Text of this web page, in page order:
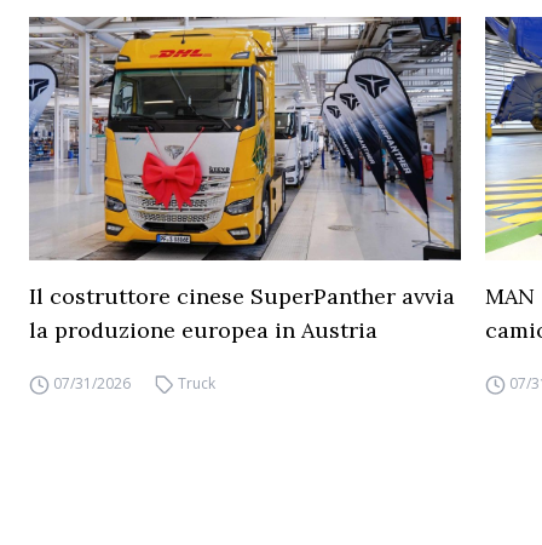
Il costruttore cinese SuperPanther avvia
la produzione europea in Austria
07/31/2026 Truck 07/